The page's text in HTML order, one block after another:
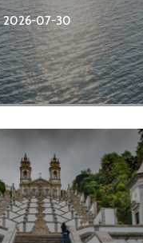
2026-07-30